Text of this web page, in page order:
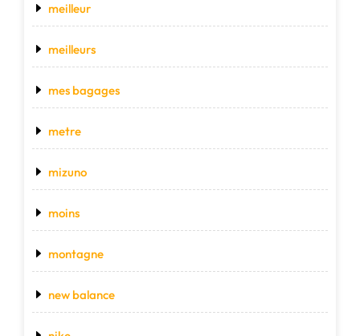
meilleur
meilleurs
mes bagages
metre
mizuno
moins
montagne
new balance